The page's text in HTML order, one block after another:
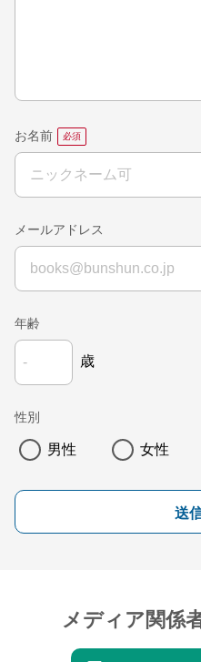
お名前
メールアドレス
年齢
歳
性別
男性 女性
送
メディア関係